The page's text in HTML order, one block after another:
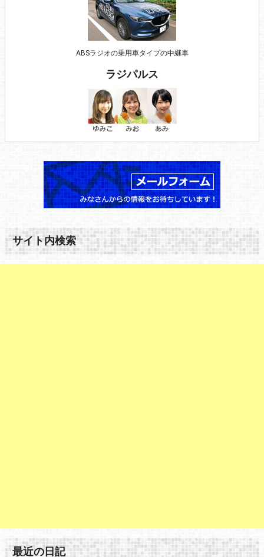
ABSラジオの乗用車タイプの中継車
ラジパルス
サイト内検索
最近の日記